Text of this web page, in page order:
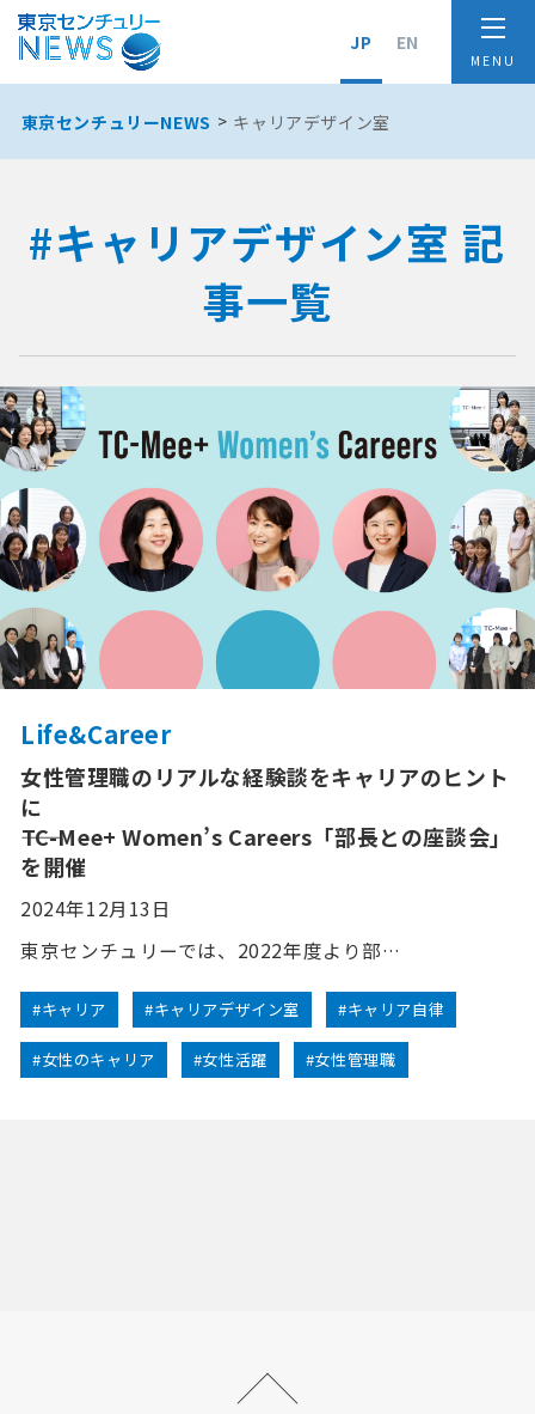
JP EN
東京センチュリーNEWS キャリアデザイン室
#キャリアデザイン室 記
事一覧
Life&Career
女性管理職のリアルな経験談をキャリアのヒント
に
――TC-Mee+ Women’s Careers「部長との座談会」
を開催
2024年12月13日
東京センチュリーでは、2022年度より部…
#キャリア #キャリアデザイン室 #キャリア自律
#女性のキャリア #女性活躍 #女性管理職